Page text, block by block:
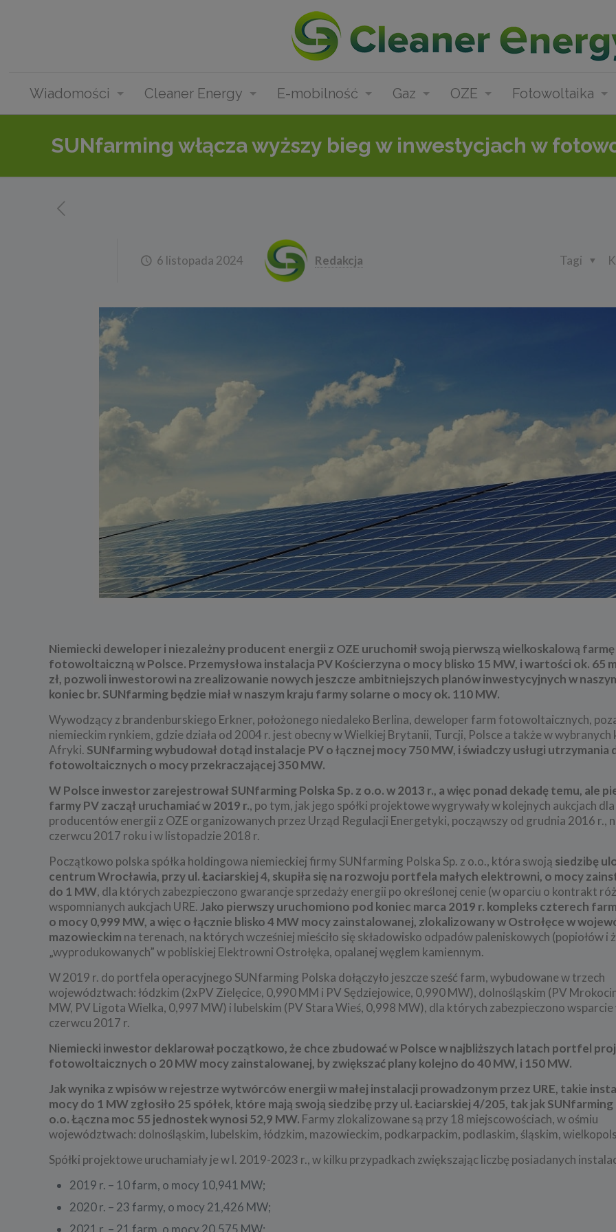
Wiadomości Cleaner Energy E-mobilność Gaz OZE Fotowoltaika
SUNfarming włącza wyższy bieg w inwestycjach w
6 listopada 2024 Redakcja Tagi
Niemiecki deweloper i niezależny producent energii z OZE uruchomił swoją pierwszą wielkoskalową farmę
fotowoltaiczną w Polsce. Przemysłowa instalacja PV Kościerzyna o mocy blisko 15 MW, i wartości ok. 65
zł, pozwoli inwestorowi na zrealizowanie nowych jeszcze ambitniejszych planów inwestycyjnych w
koniec br. SUNfarming będzie miał w naszym kraju farmy solarne o mocy ok. 110 MW.
Wywodzący z brandenburskiego Erkner, położonego niedaleko Berlina, deweloper farm fotowoltaicznych,
niemieckim rynkiem, gdzie działa od 2004 r. jest obecny w Wielkiej Brytanii, Turcji, Polsce a także w wybranych
Afryki. SUNfarming wybudował dotąd instalacje PV o łącznej mocy 750 MW, i świadczy usługi utrzymania
fotowoltaicznych o mocy przekraczającej 350 MW.
W Polsce inwestor zarejestrował SUNfarming Polska Sp. z o.o. w 2013 r., a więc ponad dekadę temu, ale
farmy PV zaczął uruchamiać w 2019 r., po tym, jak jego spółki projektowe wygrywały w kolejnych aukcjach dla
producentów energii z OZE organizowanych przez Urząd Regulacji Energetyki, począwszy od grudnia 2016 r.,
czerwcu 2017 roku i w listopadzie 2018 r.
Początkowo polska spółka holdingowa niemieckiej firmy SUNfarming Polska Sp. z o.o., która swoją siedzibę
centrum Wrocławia, przy ul. Łaciarskiej 4, skupiła się na rozwoju portfela małych elektrowni, o mocy
do 1 MW, dla których zabezpieczono gwarancje sprzedaży energii po określonej cenie (w oparciu o kontrakt
wspomnianych aukcjach URE. Jako pierwszy uruchomiono pod koniec marca 2019 r. kompleks czterech
o mocy 0,999 MW, a więc o łącznie blisko 4 MW mocy zainstalowanej, zlokalizowany w Ostrołęce w
mazowieckim na terenach, na których wcześniej mieściło się składowisko odpadów paleniskowych (popiołów i
„wyprodukowanych” w pobliskiej Elektrowni Ostrołęka, opalanej węglem kamiennym.
W 2019 r. do portfela operacyjnego SUNfarming Polska dołączyło jeszcze sześć farm, wybudowane w trzech
województwach: łódzkim (2xPV Zielęcice, 0,990 MM i PV Sędziejowice, 0,990 MW), dolnośląskim (PV
MW, PV Ligota Wielka, 0,997 MW) i lubelskim (PV Stara Wieś, 0,998 MW), dla których zabezpieczono wsparcie
czerwcu 2017 r.
Niemiecki inwestor deklarował początkowo, że chce zbudować w Polsce w najbliższych latach portfel
fotowoltaicznych o 20 MW mocy zainstalowanej, by zwiększać plany kolejno do 40 MW, i 150 MW.
Jak wynika z wpisów w rejestrze wytwórców energii w małej instalacji prowadzonym przez URE, takie
mocy do 1 MW zgłosiło 25 spółek, które mają swoją siedzibę przy ul. Łaciarskiej 4/205, tak jak SUNfarming
o.o. Łączna moc 55 jednostek wynosi 52,9 MW. Farmy zlokalizowane są przy 18 miejscowościach, w ośmiu
województwach: dolnośląskim, lubelskim, łódzkim, mazowieckim, podkarpackim, podlaskim, śląskim,
Spółki projektowe uruchamiały je w l. 2019-2023 r., w kilku przypadkach zwiększając liczbę posiadanych
2019 r. – 10 farm, o mocy 10,941 MW;
2020 r. – 23 farmy, o mocy 21,426 MW;
2021 r. – 21 farm, o mocy 20,575 MW;